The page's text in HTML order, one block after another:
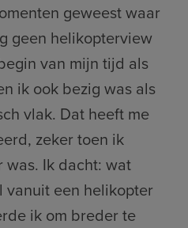
geweest waar
geen helikopterview
van mijn tijd als
ik ook bezig was als
vlak. Dat heeft me
zeker toen ik
Ik dacht: wat
vanuit een helikopter
ik om breder te